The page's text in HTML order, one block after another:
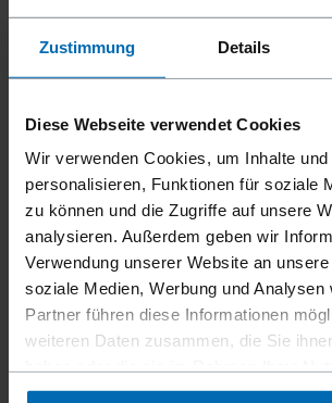
Zustimmung Details
Diese Webseite verwendet Cookies
Wir verwenden Cookies, um Inhalte
personalisieren, Funktionen für soziale
zu können und die Zugriffe auf unsere
analysieren. Außerdem geben wir
Verwendung unserer Website an
soziale Medien, Werbung und Analysen
Partner führen diese Informationen
weiteren Daten zusammen, die Sie
gesammelt haben.
Befestigungsmittel///Klammern///
Feindraht­klammern
BECK 7